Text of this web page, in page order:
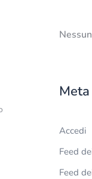
Meta
Accedi
Feed
Feed